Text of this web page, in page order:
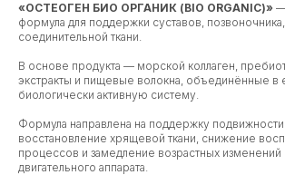
«ОСТЕОГЕН БИО ОРГАНИК (BIO ORGANIC)» —
формула для поддержки суставов,
соединительной ткани.
В основе продукта — морской коллаген,
экстракты и пищевые волокна, объединённые в
биологически активную систему.
Формула направлена на поддержку подвижности
восстановление хрящевой ткани, снижение
процессов и замедление возрастных
двигательного аппарата.